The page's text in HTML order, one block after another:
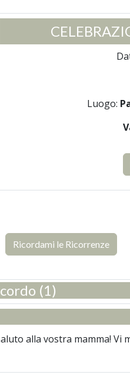
Luogo:
Ricordami le Ricorrenze
(1)
alla vostra mamma! Vi